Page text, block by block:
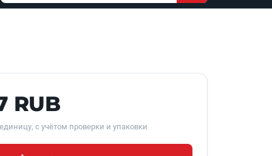
RUB
с учётом проверки и упаковки